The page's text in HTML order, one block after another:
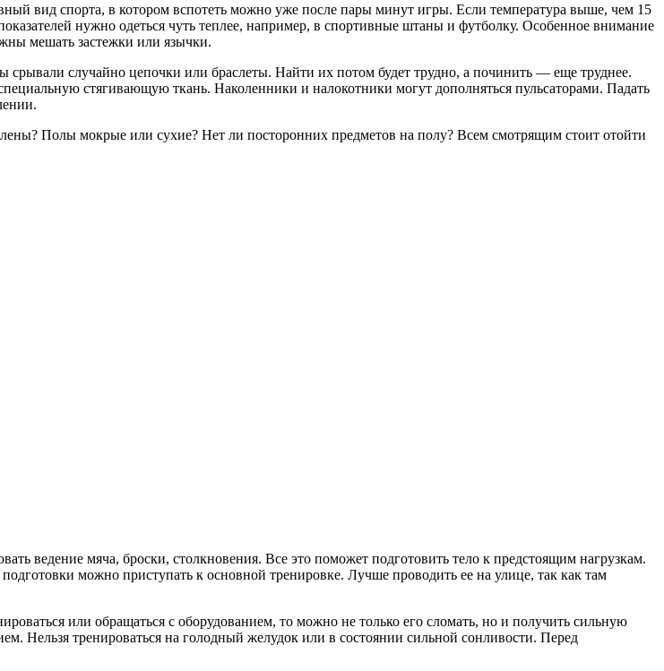
вид спорта, в котором вспотеть можно уже после пары минут игры. Если температура выше, чем 15
нужно одеться чуть теплее, например, в спортивные штаны и футболку. Особенное внимание
мешать застежки или язычки.
срывали случайно цепочки или браслеты. Найти их потом будет трудно, а починить — еще труднее.
стягивающую ткань. Наколенники и налокотники могут дополняться пульсаторами. Падать
Полы мокрые или сухие? Нет ли посторонних предметов на полу? Всем смотрящим стоит отойти
ведение мяча, броски, столкновения. Все это поможет подготовить тело к предстоящим нагрузкам.
можно приступать к основной тренировке. Лучше проводить ее на улице, так как там
или обращаться с оборудованием, то можно не только его сломать, но и получить сильную
Нельзя тренироваться на голодный желудок или в состоянии сильной сонливости. Перед